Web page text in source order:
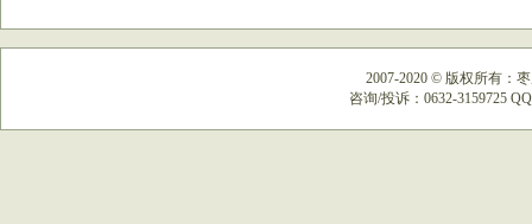
2007-2020 ©版权所有：枣
咨询/投诉：0632-3159725